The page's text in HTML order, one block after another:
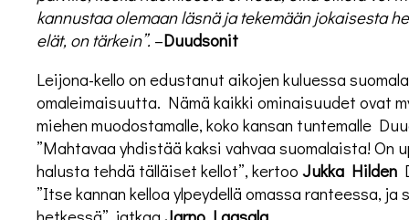
kannustaa olemaan läsnä ja tekemään jokaisesta
elät, on tärkein”. –Duudsonit
Leijona-kello on edustanut aikojen kuluessa
omaleimaisuutta. Nämä kaikki ominaisuudet ovat
miehen muodostamalle, koko kansan tuntemalle
”Mahtavaa yhdistää kaksi vahvaa suomalaista!
halusta tehdä tälläiset kellot”, kertoo Jukka Hilden
”Itse kannan kelloa ylpeydellä omassa ranteessa,